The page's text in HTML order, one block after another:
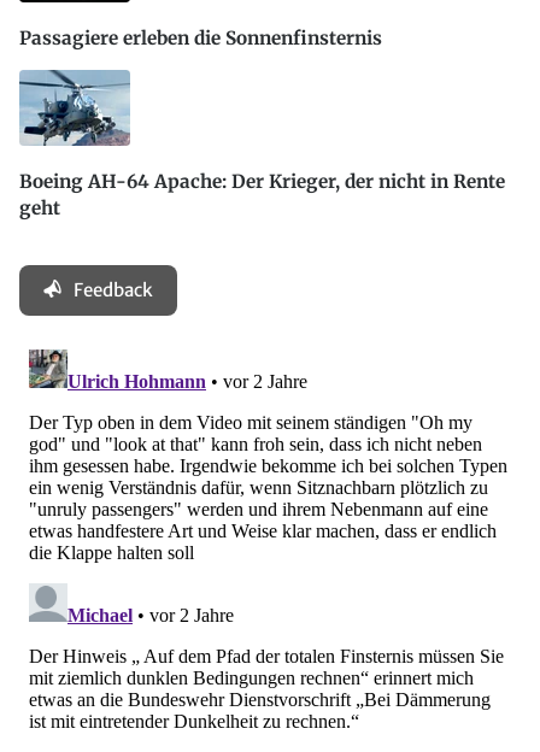
Passagiere erleben die Sonnenfinsternis
Boeing AH-64 Apache: Der Krieger, der nicht in Rente
geht
Feedback